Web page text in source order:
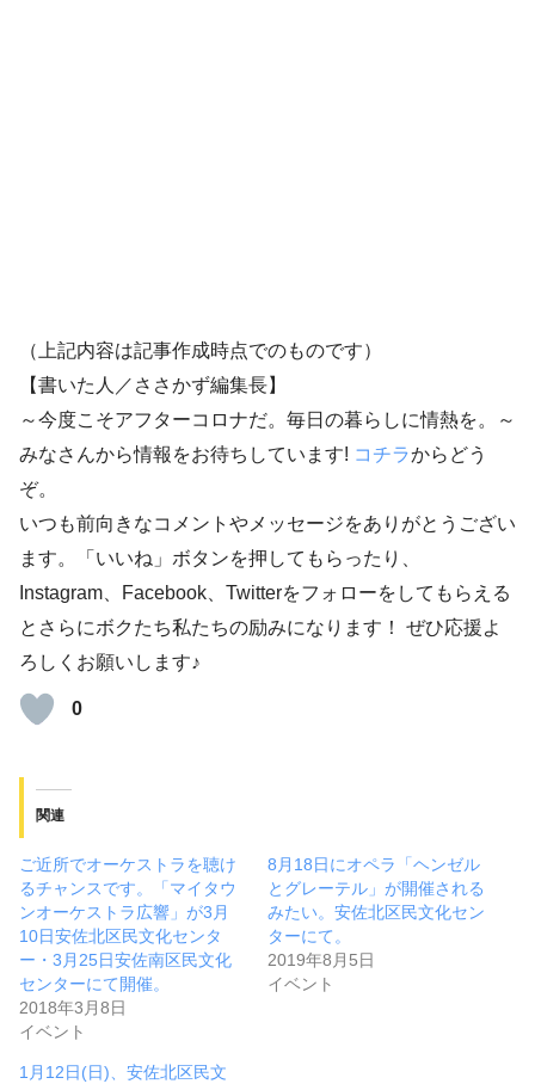
（上記内容は記事作成時点でのものです）
【書いた人／ささかず編集長】
～今度こそアフターコロナだ。毎日の暮らしに情熱を。～
みなさんから情報をお待ちしています! コチラからどう
ぞ。
いつも前向きなコメントやメッセージをありがとうござい
ます。「いいね」ボタンを押してもらったり、
Instagram、Facebook、Twitterをフォローをしてもらえる
とさらにボクたち私たちの励みになります！ ぜひ応援よ
ろしくお願いします♪
0
関連
ご近所でオーケストラを聴け
るチャンスです。「マイタウ
ンオーケストラ広響」が3月
10日安佐北区民文化センタ
ー・3月25日安佐南区民文化
センターにて開催。
2018年3月8日
イベント
8月18日にオペラ「ヘンゼル
とグレーテル」が開催される
みたい。安佐北区民文化セン
ターにて。
2019年8月5日
イベント
1月12日(日)、安佐北区民文